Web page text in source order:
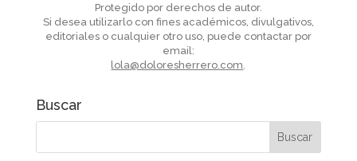
Protegido por derechos de autor.
Si desea utilizarlo con fines académicos, divulgativos,
editoriales o cualquier otro uso, puede contactar por
email:
lola@doloresherrero.com
Buscar